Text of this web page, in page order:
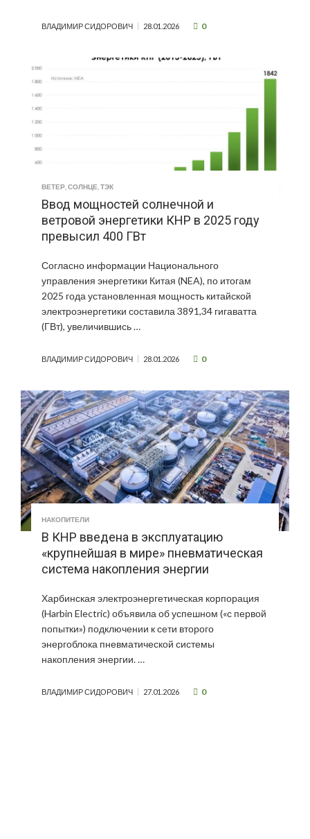
ВЛАДИМИР СИДОРОВИЧ 28.01.2026 0
ВЕТЕР СОЛНЦЕ ТЭК
Ввод мощностей солнечной и
ветровой энергетики КНР в 2025 году
превысил 400 ГВт
Согласно информации Национального
управления энергетики Китая (NEA), по итогам
2025 года установленная мощность китайской
электроэнергетики составила 3891,34 гигаватта
(ГВт), увеличившись …
ВЛАДИМИР СИДОРОВИЧ 28.01.2026 0
НАКОПИТЕЛИ
В КНР введена в эксплуатацию
«крупнейшая в мире» пневматическая
система накопления энергии
Харбинская электроэнергетическая корпорация
(Harbin Electric) объявила об успешном («с первой
попытки») подключении к сети второго
энергоблока пневматической системы
накопления энергии. …
ВЛАДИМИР СИДОРОВИЧ 27.01.2026 0